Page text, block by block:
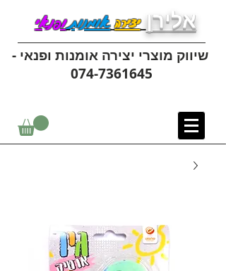
אלירן יצירהאומנותופנאי
שיווק מוצרי יצירה אומנות ופנאי -
074-7361645